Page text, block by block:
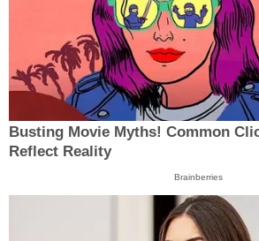
Busting Movie Myths! Common
Reflect Reality
Brainberries